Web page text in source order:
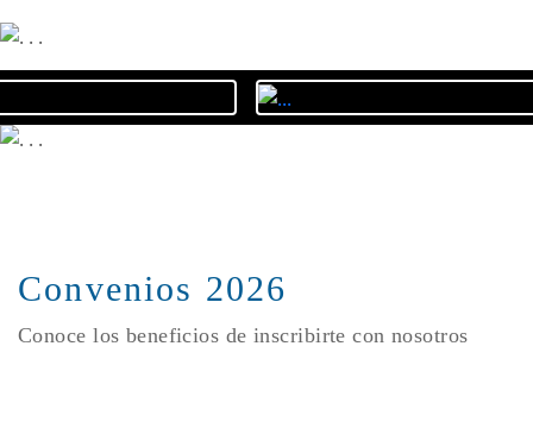
Convenios 2026
Conoce los beneficios de inscribirte con nosotros